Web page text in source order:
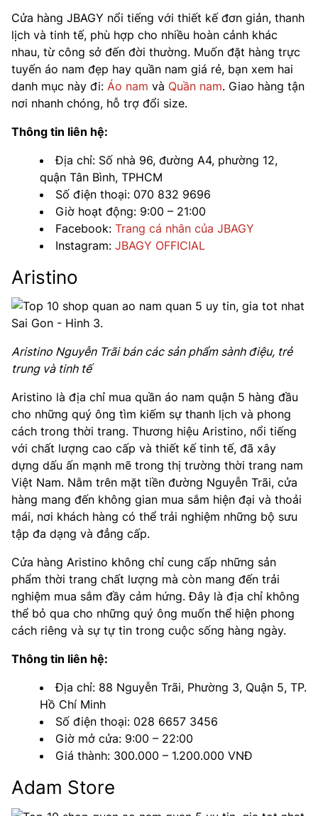
Cửa hàng JBAGY nổi tiếng với thiết kế đơn giản, thanh
lịch và tinh tế, phù hợp cho nhiều hoàn cảnh khác
nhau, từ công sở đến đời thường. Muốn đặt hàng trực
tuyến áo nam đẹp hay quần nam giá rẻ, bạn xem hai
danh mục này đi: Áo nam và Quần nam. Giao hàng tận
nơi nhanh chóng, hỗ trợ đổi size.
Thông tin liên hệ:
Địa chỉ: Số nhà 96, đường A4, phường 12,
quận Tân Bình, TPHCM
Số điện thoại: 070 832 9696
Giờ hoạt động: 9:00 – 21:00
Facebook: Trang cá nhân của JBAGY
Instagram: JBAGY OFFICIAL
Aristino
Aristino Nguyễn Trãi bán các sản phẩm sành điệu, trẻ
trung và tinh tế
Aristino là địa chỉ mua quần áo nam quận 5 hàng đầu
cho những quý ông tìm kiếm sự thanh lịch và phong
cách trong thời trang. Thương hiệu Aristino, nổi tiếng
với chất lượng cao cấp và thiết kế tinh tế, đã xây
dựng dấu ấn mạnh mẽ trong thị trường thời trang nam
Việt Nam. Nằm trên mặt tiền đường Nguyễn Trãi, cửa
hàng mang đến không gian mua sắm hiện đại và thoải
mái, nơi khách hàng có thể trải nghiệm những bộ sưu
tập đa dạng và đẳng cấp.
Cửa hàng Aristino không chỉ cung cấp những sản
phẩm thời trang chất lượng mà còn mang đến trải
nghiệm mua sắm đầy cảm hứng. Đây là địa chỉ không
thể bỏ qua cho những quý ông muốn thể hiện phong
cách riêng và sự tự tin trong cuộc sống hàng ngày.
Thông tin liên hệ:
Địa chỉ: 88 Nguyễn Trãi, Phường 3, Quận 5, TP.
Hồ Chí Minh
Số điện thoại: 028 6657 3456
Giờ mở cửa: 9:00 – 22:00
Giá thành: 300.000 – 1.200.000 VNĐ
Adam Store